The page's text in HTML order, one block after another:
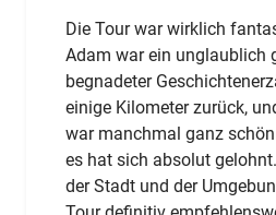
Die Tour war wirklich
Adam war ein unglaublich
begnadeter
einige Kilometer zurück,
war manchmal ganz
es hat sich absolut
der Stadt und der